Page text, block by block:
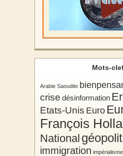
Mots-
Arabie Saoudite
crise désinformation
Etats-Unis Euro
François
National
immigration impérialisme